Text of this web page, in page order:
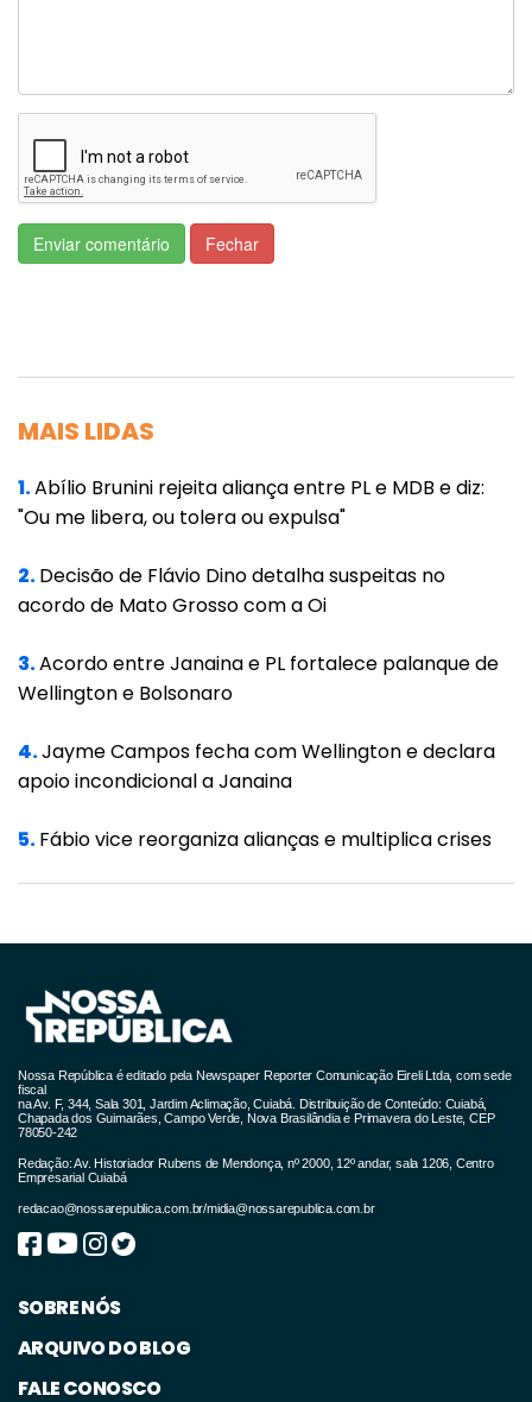
Enviar comentário Fechar
MAIS LIDAS
1.Abílio Brunini rejeita aliança entre PL e MDB e diz:
"Ou me libera, ou tolera ou expulsa"
2.Decisão de Flávio Dino detalha suspeitas no
acordo de Mato Grosso com a Oi
3.Acordo entre Janaina e PL fortalece palanque de
Wellington e Bolsonaro
4.Jayme Campos fecha com Wellington e declara
apoio incondicional a Janaina
5.Fábio vice reorganiza alianças e multiplica crises
Nossa República é editado pela Newspaper Reporter Comunicação Eireli Ltda, com sede
fiscal
na Av. F, 344, Sala 301, Jardim Aclimação, Cuiabá. Distribuição de Conteúdo: Cuiabá,
Chapada dos Guimarães, Campo Verde, Nova Brasilândia e Primavera do Leste, CEP
78050-242
Redação: Av. Historiador Rubens de Mendonça, nº 2000, 12º andar, sala 1206, Centro
Empresarial Cuiabá
redacao@nossarepublica.com.br/midia@nossarepublica.com.br
SOBRE NÓS
ARQUIVO DO BLOG
FALE CONOSCO